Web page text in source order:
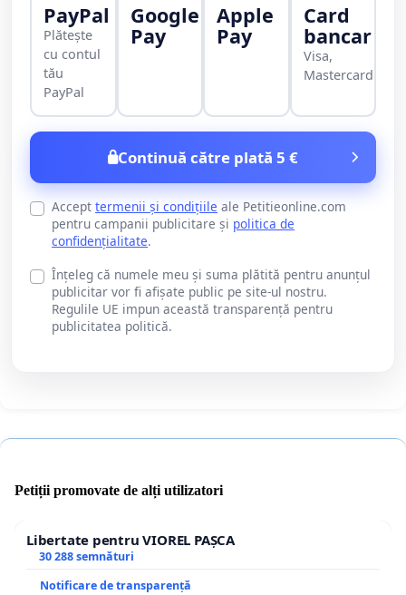
PayPal
Plătește
cu contul
tău
PayPal
Google
Pay
Apple
Pay
Card
bancar
Visa,
Mastercard
Continuă către plată 5 €
Accept termenii și condițiile ale Petitieonline.com
pentru campanii publicitare și politica de
confidențialitate.
Înțeleg că numele meu și suma plătită pentru anunțul
publicitar vor fi afișate public pe site-ul nostru.
Regulile UE impun această transparență pentru
publicitatea politică.
Petiții promovate de alți utilizatori
Libertate pentru VIOREL PAȘCA
30 288 semnături
Notificare de transparență